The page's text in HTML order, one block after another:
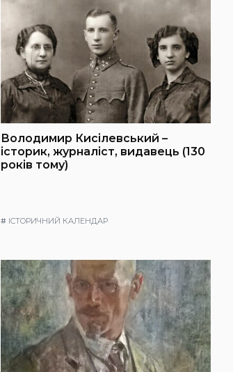
Володимир Кисілевський –
історик, журналіст, видавець (130
років тому)
# ІСТОРИЧНИЙ КАЛЕНДАР